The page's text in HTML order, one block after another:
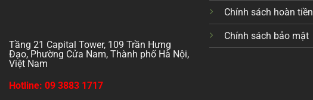
Tầng 21 Capital Tower, 109 Trần Hưng
Đạo, Phường Cửa Nam, Thành phố Hà Nội,
Việt Nam
Hotline: 09 3883 1717
Chính sách hoàn tiền
Chính sách bảo mật